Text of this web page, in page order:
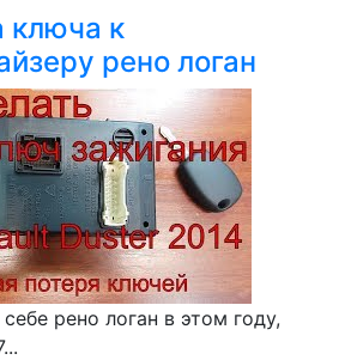
ключа к
рено логан
рено логан в этом году,